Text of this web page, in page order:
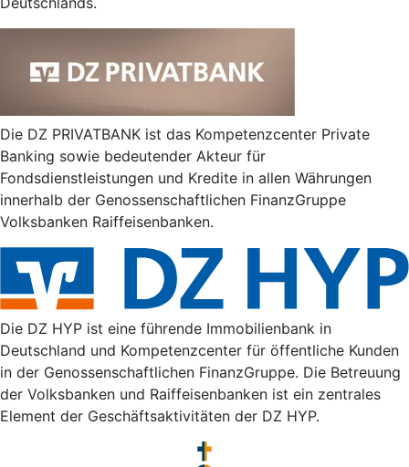
Die DZ PRIVATBANK ist das Kompetenzcenter Private
Banking sowie bedeutender Akteur für
Fondsdienstleistungen und Kredite in allen Währungen
innerhalb der Genossenschaftlichen FinanzGruppe
Volksbanken Raiffeisenbanken.
Die DZ HYP ist eine führende Immobilienbank in
Deutschland und Kompetenzcenter für öffentliche Kunden
in der Genossenschaftlichen FinanzGruppe. Die Betreuung
der Volksbanken und Raiffeisenbanken ist ein zentrales
Element der Geschäftsaktivitäten der DZ HYP.